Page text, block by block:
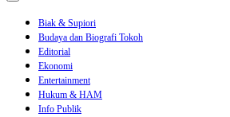
Biak & Supiori
Budaya dan Biografi Tokoh
Editorial
Ekonomi
Entertainment
Hukum & HAM
Info Publik